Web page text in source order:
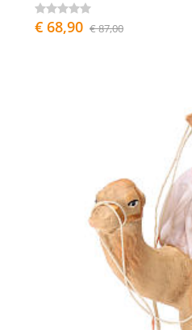
€ 68,90 € 87,00